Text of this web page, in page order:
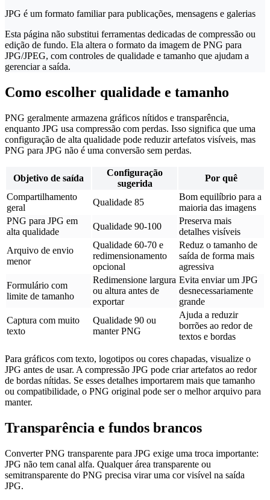
JPG é um formato familiar para publicações, mensagens e galerias
Esta página não substitui ferramentas dedicadas de compressão ou
edição de fundo. Ela altera o formato da imagem de PNG para
JPG/JPEG, com controles de qualidade e tamanho que ajudam a
gerenciar a saída.
Como escolher qualidade e tamanho
PNG geralmente armazena gráficos nítidos e transparência,
enquanto JPG usa compressão com perdas. Isso significa que uma
configuração de alta qualidade pode reduzir artefatos visíveis, mas
PNG para JPG não é uma conversão sem perdas.
Objetivo de saída
Configuração
sugerida
Por quê
Compartilhamento
geral
Qualidade 85
Bom equilíbrio para a
maioria das imagens
PNG para JPG em
alta qualidade
Qualidade 90-100
Preserva mais
detalhes visíveis
Arquivo de envio
menor
Qualidade 60-70 e
redimensionamento
opcional
Reduz o tamanho de
saída de forma mais
agressiva
Formulário com
limite de tamanho
Redimensione largura
ou altura antes de
exportar
Evita enviar um JPG
desnecessariamente
grande
Captura com muito
texto
Qualidade 90 ou
manter PNG
Ajuda a reduzir
borrões ao redor de
textos e bordas
Para gráficos com texto, logotipos ou cores chapadas, visualize o
JPG antes de usar. A compressão JPG pode criar artefatos ao redor
de bordas nítidas. Se esses detalhes importarem mais que tamanho
ou compatibilidade, o PNG original pode ser o melhor arquivo para
manter.
Transparência e fundos brancos
Converter PNG transparente para JPG exige uma troca importante:
JPG não tem canal alfa. Qualquer área transparente ou
semitransparente do PNG precisa virar uma cor visível na saída
JPG.